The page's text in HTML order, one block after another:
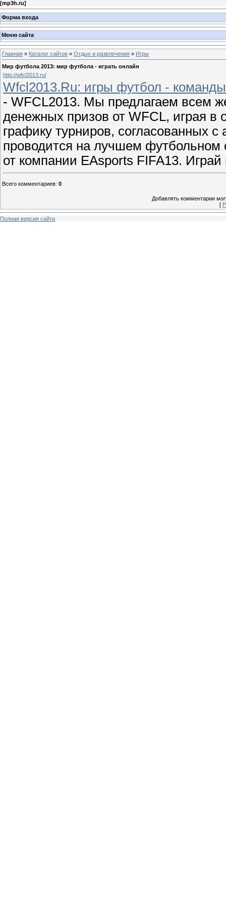
[mp3h.ru]
Форма входа
Меню сайта
Главная » Каталог сайтов » Отдых и развлечения » Игры
Мир футбола 2013: мир футбола - играть онлайн
http://wfcl2013.ru/
Wfcl2013.Ru: игры футбол - команды
- WFCL2013. Мы предлагаем всем
денежных призов от WFCL, играя в
графику турниров, согласованных
проводится на лучшем футбольном
от компании EAsports FIFA13.
Всего комментариев: 0
Добавлять комментарии
[
Полная версия сайта